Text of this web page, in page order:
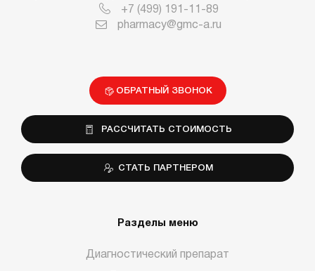
+7 (499) 191-11-89
pharmacy@gmc-a.ru
ОБРАТНЫЙ ЗВОНОК
РАССЧИТАТЬ СТОИМОСТЬ
СТАТЬ ПАРТНЕРОМ
Разделы меню
Диагностический препарат